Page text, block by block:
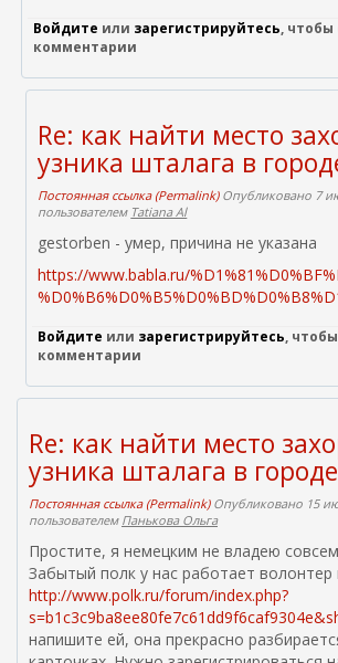
Войдите или зарегистрируйтесь, чтобы
комментарии
Re: как найти место
узника шталага в
Постоянная ссылка (Permalink)Опубликовано 7
пользователем Tatiana Al
gestorben - умер, причина не указана
https://www.babla.ru/
Войдите или зарегистрируйтесь,
комментарии
Re: как найти место
узника шталага в
Постоянная ссылка (Permalink)Опубликовано 15
пользователем Панькова Ольга
Простите, я немецким не владею
Забытый полк у нас работает волонтер
http://www.polk.ru/forum/index.php?
напишите ей, она прекрасно